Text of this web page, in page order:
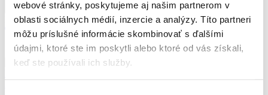
webové stránky, poskytujeme aj našim partnerom v
oblasti sociálnych médií, inzercie a analýzy. Títo partneri
môžu príslušné informácie skombinovať s ďalšími
údajmi, ktoré ste im poskytli alebo ktoré od vás získali,
keď ste používali ich služby.
Pridať do košíka
Pridať do
Súvisiace produkty
Prométheus a atlás